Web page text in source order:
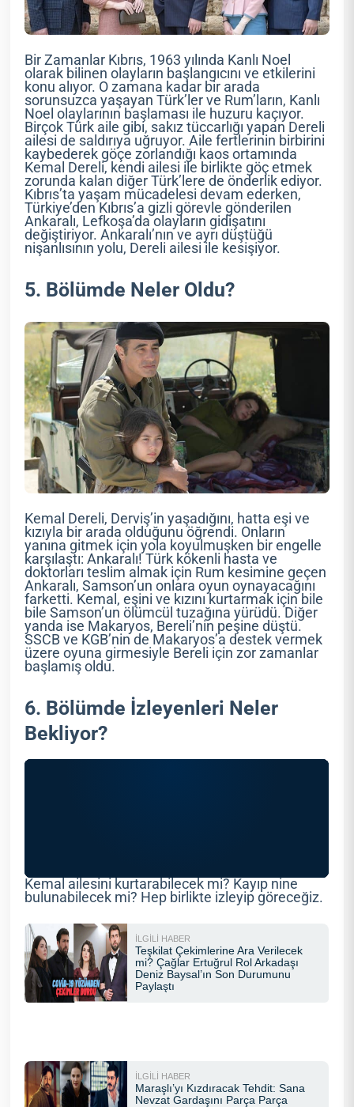
Bir Zamanlar Kıbrıs, 1963 yılında Kanlı Noel
olarak bilinen olayların başlangıcını ve etkilerini
konu alıyor. O zamana kadar bir arada
sorunsuzca yaşayan Türk’ler ve Rum’ların, Kanlı
Noel olaylarının başlaması ile huzuru kaçıyor.
Birçok Türk aile gibi, sakız tüccarlığı yapan Dereli
ailesi de saldırıya uğruyor. Aile fertlerinin birbirini
kaybederek göçe zorlandığı kaos ortamında
Kemal Dereli, kendi ailesi ile birlikte göç etmek
zorunda kalan diğer Türk’lere de önderlik ediyor.
Kıbrıs’ta yaşam mücadelesi devam ederken,
Türkiye’den Kıbrıs’a gizli görevle gönderilen
Ankaralı, Lefkoşa’da olayların gidişatını
değiştiriyor. Ankaralı’nın ve ayrı düştüğü
nişanlısının yolu, Dereli ailesi ile kesişiyor.
5. Bölümde Neler Oldu?
Kemal Dereli, Derviş’in yaşadığını, hatta eşi ve
kızıyla bir arada olduğunu öğrendi. Onların
yanına gitmek için yola koyulmuşken bir engelle
karşılaştı: Ankaralı! Türk kökenli hasta ve
doktorları teslim almak için Rum kesimine geçen
Ankaralı, Samson’un onlara oyun oynayacağını
farketti. Kemal, eşini ve kızını kurtarmak için bile
bile Samson’un ölümcül tuzağına yürüdü. Diğer
yanda ise Makaryos, Bereli’nin peşine düştü.
SSCB ve KGB’nin de Makaryos’a destek vermek
üzere oyuna girmesiyle Bereli için zor zamanlar
başlamış oldu.
6. Bölümde İzleyenleri Neler
Bekliyor?
Kemal ailesini kurtarabilecek mi? Kayıp nine
bulunabilecek mi? Hep birlikte izleyip göreceğiz.